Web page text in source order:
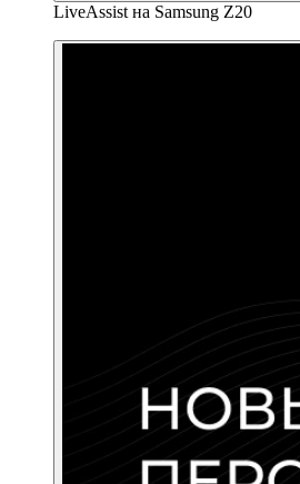
LiveAssist на Samsung Z20